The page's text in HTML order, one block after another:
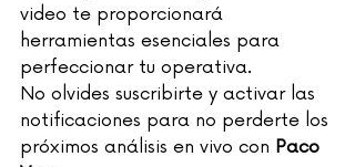
video te proporcionará
herramientas esenciales para
perfeccionar tu operativa.
No olvides suscribirte y activar las
notificaciones para no perderte los
próximos análisis en vivo con Paco